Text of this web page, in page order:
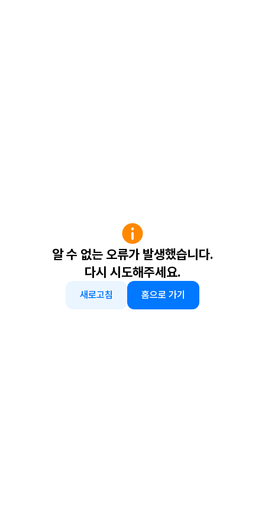
알 수 없는 오류가 발생했습니다.
다시 시도해주세요.
새로고침 홈으로 가기